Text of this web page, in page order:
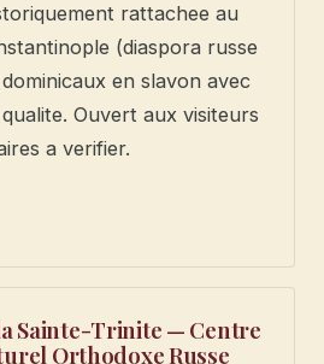
rattachee au
(diaspora russe
en slavon avec
Ouvert aux visiteurs
a verifier.
Sainte-Trinite — Centre
Orthodoxe Russe